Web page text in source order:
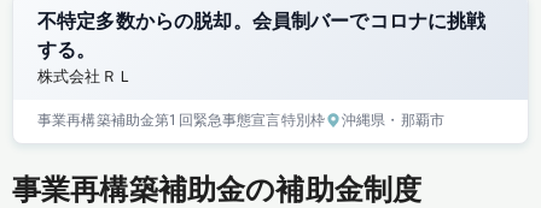
不特定多数からの脱却。会員制バーでコロナに挑戦
する。
株式会社ＲＬ
事業再構築補助金第1回緊急事態宣言特別枠 沖縄県 ・那覇市
事業再構築補助金の補助金制度